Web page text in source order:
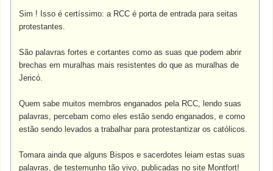
Sim ! Isso é certíssimo: a RCC é porta de entrada para seitas
protestantes.
São palavras fortes e cortantes como as suas que podem abrir
brechas em muralhas mais resistentes do que as muralhas de
Jericó.
Quem sabe muitos membros enganados pela RCC, lendo suas
palavras, percebam como eles estão sendo enganados, e como
estão sendo levados a trabalhar para protestantizar os católicos.
Tomara ainda que alguns Bispos e sacerdotes leiam estas suas
palavras, de testemunho tão vivo, publicadas no site Montfort!